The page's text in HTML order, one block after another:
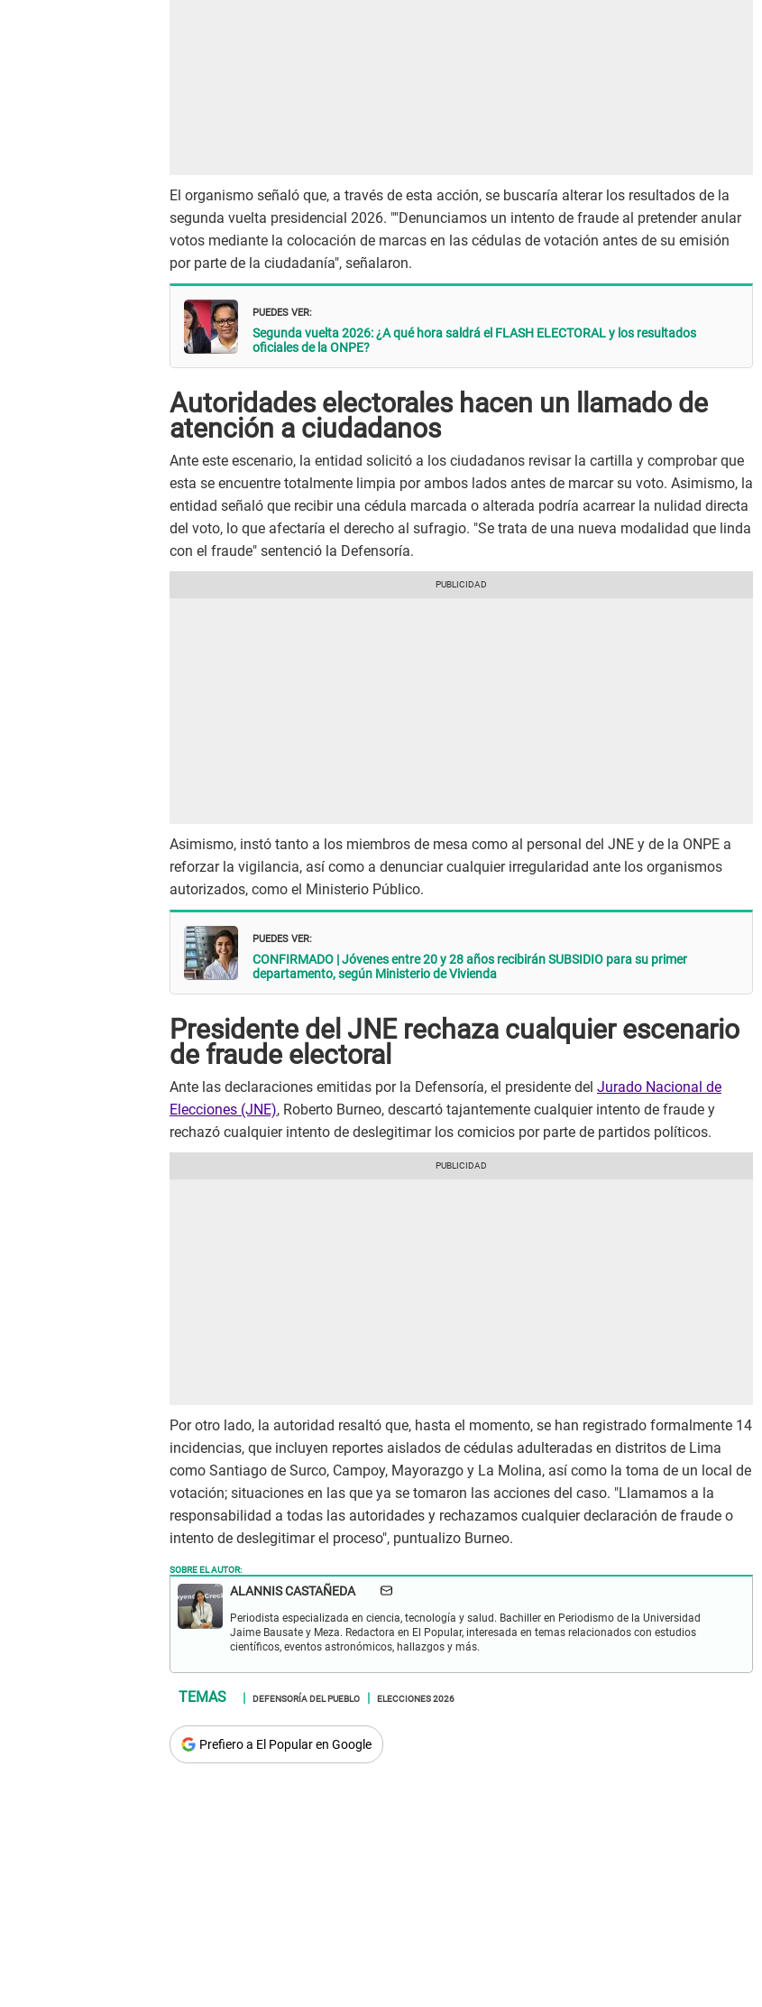
El organismo señaló que, a través de esta acción, se buscaría alterar los resultados de la
segunda vuelta presidencial 2026. ""Denunciamos un intento de fraude al pretender anular
votos mediante la colocación de marcas en las cédulas de votación antes de su emisión
por parte de la ciudadanía", señalaron.
PUEDES VER:
Segunda vuelta 2026: ¿A qué hora saldrá el FLASH ELECTORAL y los resultados
oficiales de la ONPE?
Autoridades electorales hacen un llamado de
atención a ciudadanos
Ante este escenario, la entidad solicitó a los ciudadanos revisar la cartilla y comprobar que
esta se encuentre totalmente limpia por ambos lados antes de marcar su voto. Asimismo, la
entidad señaló que recibir una cédula marcada o alterada podría acarrear la nulidad directa
del voto, lo que afectaría el derecho al sufragio. "Se trata de una nueva modalidad que linda
con el fraude" sentenció la Defensoría.
Asimismo, instó tanto a los miembros de mesa como al personal del JNE y de la ONPE a
reforzar la vigilancia, así como a denunciar cualquier irregularidad ante los organismos
autorizados, como el Ministerio Público.
PUEDES VER:
CONFIRMADO | Jóvenes entre 20 y 28 años recibirán SUBSIDIO para su primer
departamento, según Ministerio de Vivienda
Presidente del JNE rechaza cualquier escenario
de fraude electoral
Ante las declaraciones emitidas por la Defensoría, el presidente del Jurado Nacional de
Elecciones (JNE), Roberto Burneo, descartó tajantemente cualquier intento de fraude y
rechazó cualquier intento de deslegitimar los comicios por parte de partidos políticos.
Por otro lado, la autoridad resaltó que, hasta el momento, se han registrado formalmente 14
incidencias, que incluyen reportes aislados de cédulas adulteradas en distritos de Lima
como Santiago de Surco, Campoy, Mayorazgo y La Molina, así como la toma de un local de
votación; situaciones en las que ya se tomaron las acciones del caso. "Llamamos a la
responsabilidad a todas las autoridades y rechazamos cualquier declaración de fraude o
intento de deslegitimar el proceso", puntualizo Burneo.
SOBRE EL AUTOR:
ALANNIS CASTAÑEDA
Periodista especializada en ciencia, tecnología y salud. Bachiller en Periodismo de la Universidad
Jaime Bausate y Meza. Redactora en El Popular, interesada en temas relacionados con estudios
científicos, eventos astronómicos, hallazgos y más.
DEFENSORÍA DEL PUEBLO ELECCIONES 2026
Prefiero a El Popular en Google